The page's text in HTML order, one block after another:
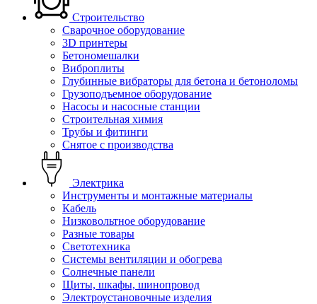
Строительство
Сварочное оборудование
3D принтеры
Бетономешалки
Виброплиты
Глубинные вибраторы для бетона и бетоноломы
Грузоподъемное оборудование
Насосы и насосные станции
Строительная химия
Трубы и фитинги
Снятое с производства
Электрика
Инструменты и монтажные материалы
Кабель
Низковольтное оборудование
Разные товары
Светотехника
Системы вентиляции и обогрева
Солнечные панели
Щиты, шкафы, шинопровод
Электроустановочные изделия